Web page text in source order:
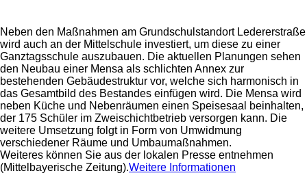
Neben den Maßnahmen am Grundschulstandort Ledererstraße
wird auch an der Mittelschule investiert, um diese zu einer
Ganztagsschule auszubauen. Die aktuellen Planungen sehen
den Neubau einer Mensa als schlichten Annex zur
bestehenden Gebäudestruktur vor, welche sich harmonisch in
das Gesamtbild des Bestandes einfügen wird. Die Mensa wird
neben Küche und Nebenräumen einen Speisesaal beinhalten,
der 175 Schüler im Zweischichtbetrieb versorgen kann. Die
weitere Umsetzung folgt in Form von Umwidmung
verschiedener Räume und Umbaumaßnahmen.
Weiteres können Sie aus der lokalen Presse entnehmen
(Mittelbayerische Zeitung).Weitere Informationen